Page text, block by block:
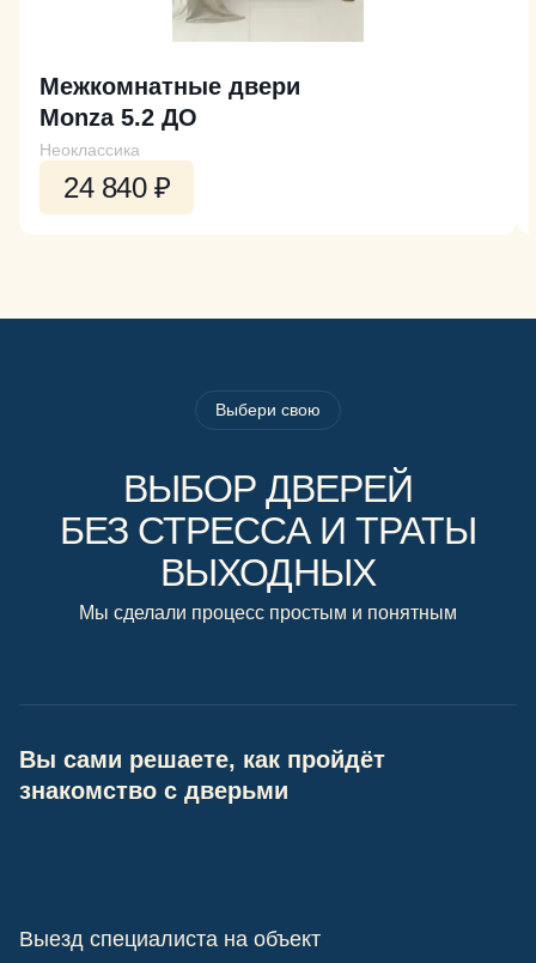
Межкомнатные двери
Monza 5.2 ДО
Неоклассика
24 840 ₽
Выбери свою
ВЫБОР ДВЕРЕЙ
БЕЗ СТРЕССА И ТРАТЫ
ВЫХОДНЫХ
Мы сделали процесс простым и понятным
Вы сами решаете, как пройдёт
знакомство с дверьми
Выезд специалиста на объект